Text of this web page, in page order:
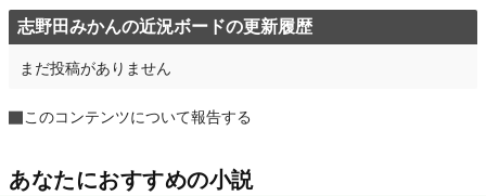
志野田みかんの近況ボードの更新履歴
まだ投稿がありません
このコンテンツについて報告する
あなたにおすすめの小説